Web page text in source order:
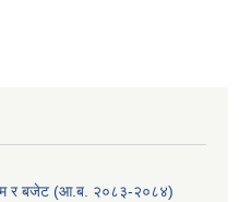
र बजेट (आ.ब. २०८३-२०८४)